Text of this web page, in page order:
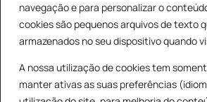
navegação e para personalizar o
cookies são pequenos arquivos de texto
armazenados no seu dispositivo quando
A nossa utilização de cookies tem
manter ativas as suas preferências